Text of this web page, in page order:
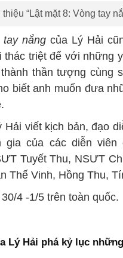
“Lật mặt 8: Vòng tay
nắng của Lý Hải
triệt để với những
thần tượng cùng
biết anh muốn đưa
Hải viết kịch bản, đạo
gia của các diễn viên
Tuyết Thu, NSƯT
Thế Vinh, Hồng Thu,
4 -1/5 trên toàn quốc.
Lý Hải phá kỷ lục